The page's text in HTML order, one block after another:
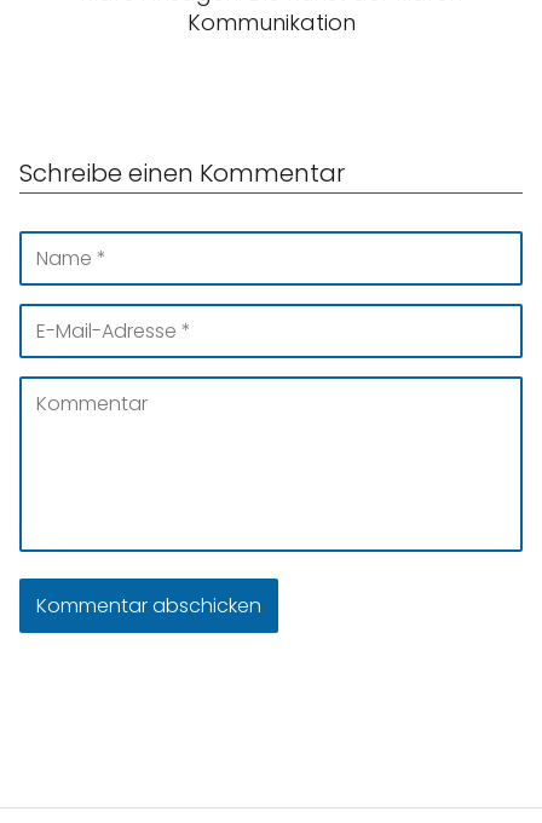
Kommunikation
Schreibe einen Kommentar